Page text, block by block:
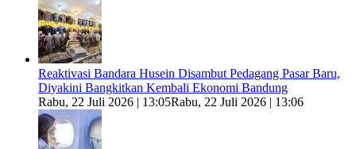
Reaktivasi Bandara Husein Disambut Pedagang Pasar Baru,
Diyakini Bangkitkan Kembali Ekonomi Bandung
Rabu, 22 Juli 2026 | 13:05Rabu, 22 Juli 2026 | 13:06